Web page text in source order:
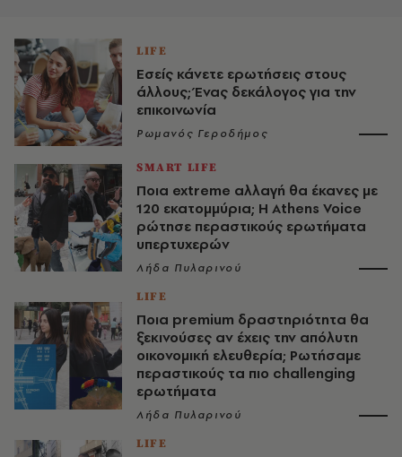
LIFE
Εσείς κάνετε ερωτήσεις στους
άλλους; Ένας δεκάλογος για την
επικοινωνία
Ρωμανός Γεροδήμος
SMART LIFE
Ποια extreme αλλαγή θα έκανες με
120 εκατομμύρια; Η Αthens Voice
ρώτησε περαστικούς ερωτήματα
υπερτυχερών
Λήδα Πυλαρινού
LIFE
Ποια premium δραστηριότητα θα
ξεκινούσες αν έχεις την απόλυτη
οικονομική ελευθερία; Ρωτήσαμε
περαστικούς τα πιο challenging
ερωτήματα
Λήδα Πυλαρινού
LIFE